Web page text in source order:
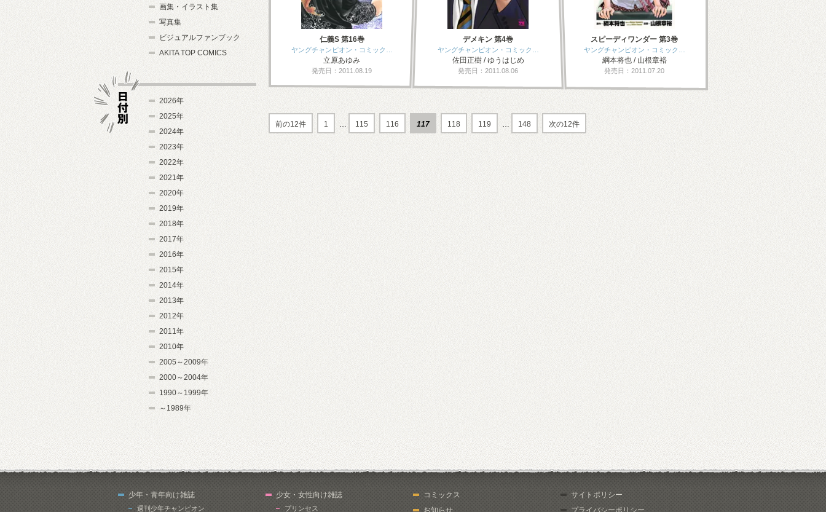
仁義S 第16巻
ヤングチャンピオン・コミック…
立原あゆみ
発売日：2011.08.19
デメキン 第4巻
ヤングチャンピオン・コミック…
佐田正樹 / ゆうはじめ
発売日：2011.08.06
スピーディワンダー 第3巻
ヤングチャンピオン・コミック…
綱本将也 / 山根章裕
発売日：2011.07.20
前の12件 1 … 115 116 117 118 119 … 148 次の12件
画集・イラスト集
写真集
ビジュアルファンブック
AKITA TOP COMICS
2026年
2025年
2024年
2023年
2022年
2021年
2020年
2019年
2018年
2017年
2016年
2015年
2014年
2013年
2012年
2011年
2010年
2005～2009年
2000～2004年
1990～1999年
～1989年
少年・青年向け雑誌
週刊少年チャンピオン
少女・女性向け雑誌
プリンセス
コミックス
お知らせ
サイトポリシー
プライバシーポリシー